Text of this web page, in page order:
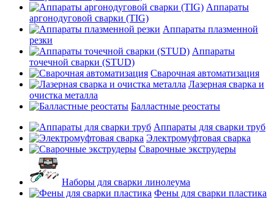
Аппараты
аргонодуговой сварки (TIG)
Аппараты плазменной
резки
Аппараты
точечной сварки (STUD)
Сварочная автоматизация
Лазерная сварка и
очистка металла
Балластные реостаты
Аппараты для сварки труб
Электромуфтовая сварка
Сварочные экструдеры
Наборы для сварки линолеума
Фены для сварки пластика